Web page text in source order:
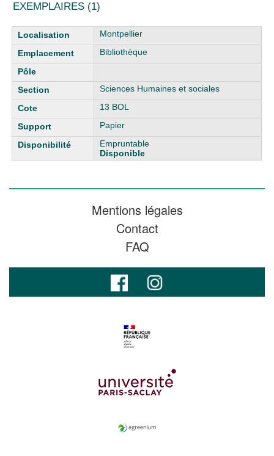
EXEMPLAIRES (1)
Liste des exemplaires
Montpellier
Bibliothèque
Sciences Humaines et sociales
13 BOL
Papier
Empruntable
Disponible
Mentions légales
Contact
FAQ